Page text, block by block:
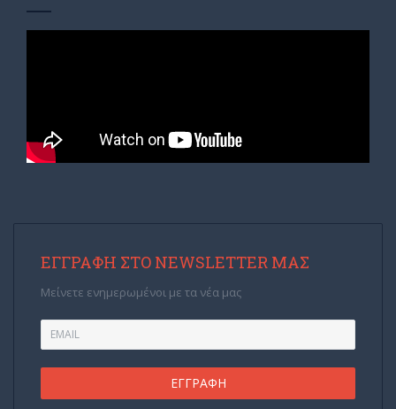
ΕΓΓΡΑΦΉ ΣΤΟ NEWSLETTER ΜΑΣ
Μείνετε ενημερωμένοι με τα νέα μας